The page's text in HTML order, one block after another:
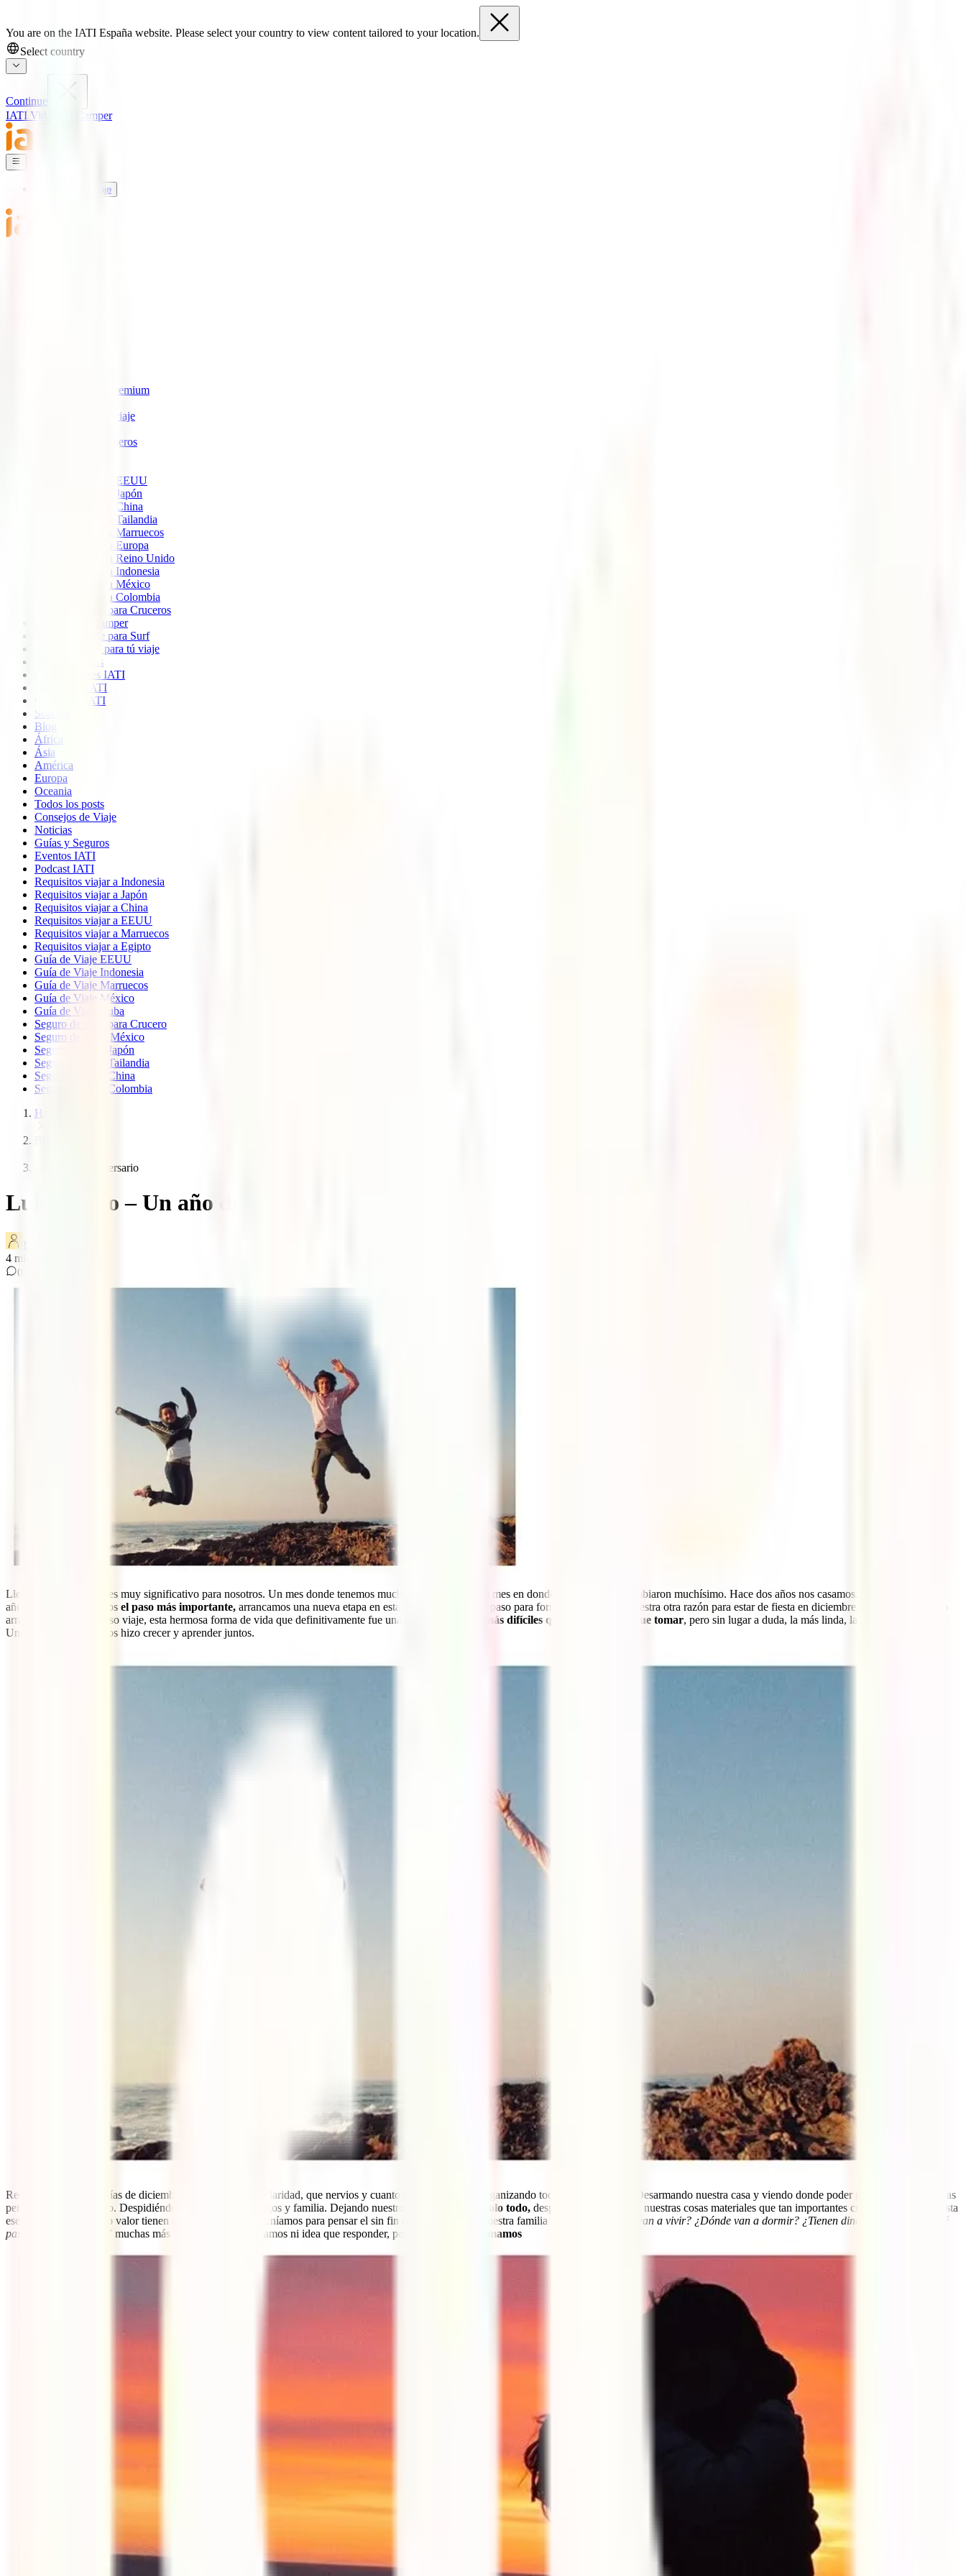
You are on the IATI España website. Please select your country to view content tailored to your location.
Select country
Continue
IATI Vida
IATI Camper
Seguros de Viaje
IATI Anulación Premium
IATI Anual Multiviaje
IATI Grandes Viajeros
Seguro de viaje a EEUU
Seguro de viaje a Japón
Seguro de viaje a China
Seguro de viaje a Tailandia
Seguro de viaje a Marruecos
Seguro de viaje a Europa
Seguro de viaje a Reino Unido
Seguro de viaje a Indonesia
Seguro de viaje a México
Seguro de viaje a Colombia
Seguro de viaje para Cruceros
Seguro para Camper
Seguro de viaje para Surf
Imprescindible para tú viaje
Quiénes somos
Colaboradores IATI
Descuento IATI
Opiniones IATI
Soporte
Blog
África
Ásia
América
Europa
Oceania
Todos los posts
Consejos de Viaje
Noticias
Guías y Seguros
Eventos IATI
Podcast IATI
Requisitos viajar a Indonesia
Requisitos viajar a Japón
Requisitos viajar a China
Requisitos viajar a EEUU
Requisitos viajar a Marruecos
Requisitos viajar a Egipto
Guía de Viaje EEUU
Guía de Viaje Indonesia
Guía de Viaje Marruecos
Guía de Viaje México
Guía de Viaje Cuba
Seguro de viaje para Crucero
Seguro de Viaje México
Seguro de viaje Japón
Seguro de viaje Tailandia
Seguro de viaje China
Seguro de viaje Colombia
Home
Luli y coco aniversario
Luli y Coco – Un año de viaje sobre ruedas
4 minutos de lectura
0
Llegó diciembre, un mes muy significativo para nosotros. Un mes donde tenemos muchos aniversarios. Un mes en donde nuestras vidas cambiaron muchísimo. Hace dos años nos casamos. Después de casi 7
años de noviazgo, dimos el paso más importante, arrancamos una nueva etapa en esta relación. El primer paso para formar una familia. Nuestra otra razón para estar de fiesta en diciembre, es que hace un año
arrancamos este hermoso viaje, esta hermosa forma de vida que definitivamente fue una de las
decisiones más difíciles que hemos tenido que tomar, pero sin lugar a duda, la más linda, la más enriquecedora.
Una experiencia que nos hizo crecer y aprender juntos.
Recuerdo los últimos días de diciembre 2016 con mucha claridad, que nervios y cuanto miedo teníamos, organizando todas nuestras cosas. Desarmando nuestra casa y viendo donde poder guardar todas nuestras
pertenencias por un año. Despidiéndonos de nuestros amigos y familia. Dejando nuestros trabajos.
Dejándolo todo, despojándonos de todas nuestras cosas materiales que tan importantes creíamos que eran hasta
ese entonces y tan poco valor tienen ahora. Poco tiempo teníamos para pensar el sin fin de preguntas que nuestra familia nos hacía
¿De qué van a vivir? ¿Dónde van a dormir? ¿Tienen dinero suficiente? ¿Qué
pasa si se enferman?
Y muchas más de las cuales no teníamos ni idea que responder, pero aun así nos animamos